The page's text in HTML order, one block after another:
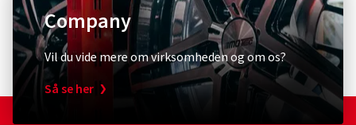
Company
Vil du vide mere om virksomheden og om os?
Så se her